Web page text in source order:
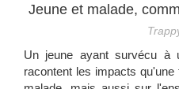
Jeune et malade,
Un jeune ayant survécu à
racontent les impacts